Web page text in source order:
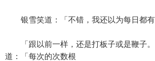
银雪笑道：「不错，我还以为每日都有
「跟以前一样，还是打板子或是鞭子。
道：「每次的次数根